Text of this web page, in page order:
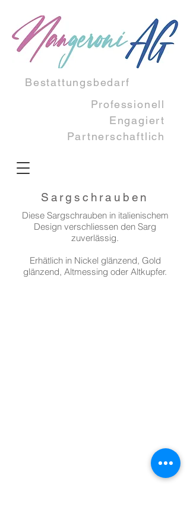
Professionell
Engagiert​
Partnerschaftlich
Bestattungsbedarf
Sargschrauben
Diese Sargschrauben in italienischem
Design verschliessen den Sarg
zuverlässig.
Erhätlich in Nickel glänzend, Gold
glänzend, Altmessing oder Altkupfer.